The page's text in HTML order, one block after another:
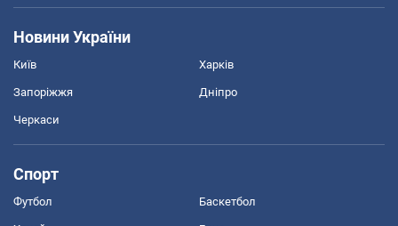
Новини України
Київ Харків
Запоріжжя Дніпро
Черкаси
Спорт
Футбол Баскетбол